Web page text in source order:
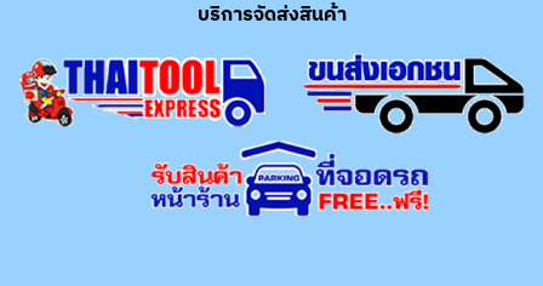
บริการจัดส่งสินค้า